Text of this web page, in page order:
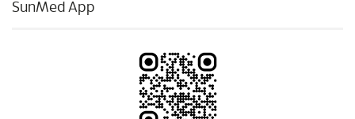
SunMed App